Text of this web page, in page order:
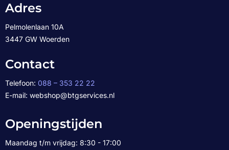
Adres
Pelmolenlaan 10A
3447 GW Woerden
Contact
Telefoon: 088 – 353 22 22
E-mail: webshop@btgservices.nl
Openingstijden
Maandag t/m vrijdag: 8:30 - 17:00